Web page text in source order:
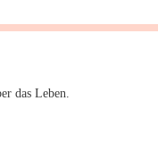
das Leben.